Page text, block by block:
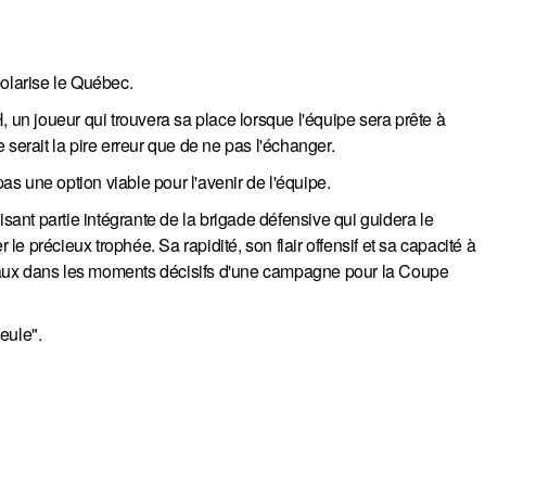
le Québec.
joueur qui trouvera sa place lorsque l'équipe sera prête à
la pire erreur que de ne pas l'échanger.
une option viable pour l'avenir de l'équipe.
partie intégrante de la brigade défensive qui guidera le
précieux trophée. Sa rapidité, son flair offensif et sa capacité à
dans les moments décisifs d'une campagne pour la Coupe